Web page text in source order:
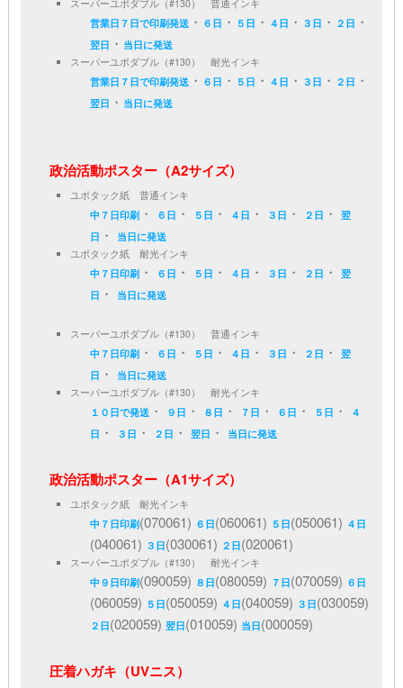
スーパーユポダブル（#130） 普通インキ
営業日７日で印刷発送 ・ ６日 ・ ５日 ・ ４日 ・ ３日 ・ ２日 ・
翌日 ・ 当日に発送
スーパーユポダブル（#130） 耐光インキ
営業日７日で印刷発送 ・ ６日 ・ ５日 ・ ４日 ・ ３日 ・ ２日 ・
翌日 ・ 当日に発送
政治活動ポスター（A2サイズ）
ユポタック紙 普通インキ
中７日印刷 ・ ６日 ・ ５日 ・ ４日 ・ ３日 ・ ２日 ・翌
日 ・
当日に発送
ユポタック紙 耐光インキ
中７日印刷 ・ ６日 ・ ５日 ・ ４日 ・ ３日 ・ ２日 ・翌
日 ・ 当日に発送
スーパーユポダブル（#130） 普通インキ
中７日印刷 ・ ６日 ・ ５日 ・ ４日 ・ ３日 ・ ２日 ・翌
日 ・
当日に発送
スーパーユポダブル（#130） 耐光インキ
１０日で発送 ・ ９日 ・ ８日 ・ ７日 ・ ６日 ・ ５日 ・
４
日 ・ ３日 ・ ２日 ・翌日 ・ 当日に発送
政治活動ポスター（A1サイズ）
ユポタック紙 耐光インキ
中７日印刷(070061) ６日(060061) ５日(050061) ４日
(040061) ３日(030061) ２日(020061)
スーパーユポダブル（#130） 耐光インキ
中９日印刷(090059) ８日(080059) ７日(070059) ６日
(060059) ５日(050059) ４日(040059) ３日(030059)
２日(020059)翌日(010059) 当日(000059)
圧着ハガキ（UVニス）